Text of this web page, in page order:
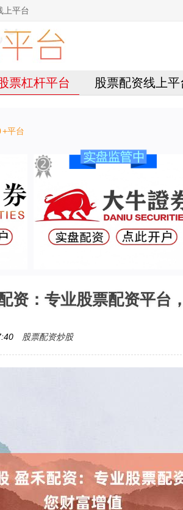
上平台
票杠杆平台 股票配资线上平
+平台
资：专业股票配资平台
股票配资炒股